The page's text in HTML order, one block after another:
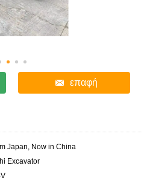
επαφή
Japan, Now in China
Excavator